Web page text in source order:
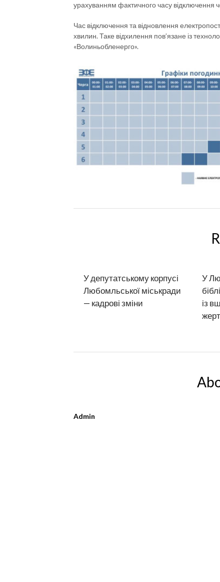
урахуванням фактичного часу відключення
Час відключення та відновлення
хвилин. Таке відхилення пов’язане із
«Волиньобленерго».
У депутатському корпусі
Любомльської міськради
— кадрові зміни
У
із
Admin